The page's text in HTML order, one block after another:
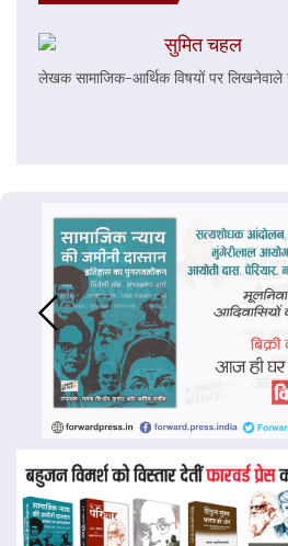
सुमित चहल
लेखक सामाजिक-आर्थिक विषयों पर लिखनेवाले